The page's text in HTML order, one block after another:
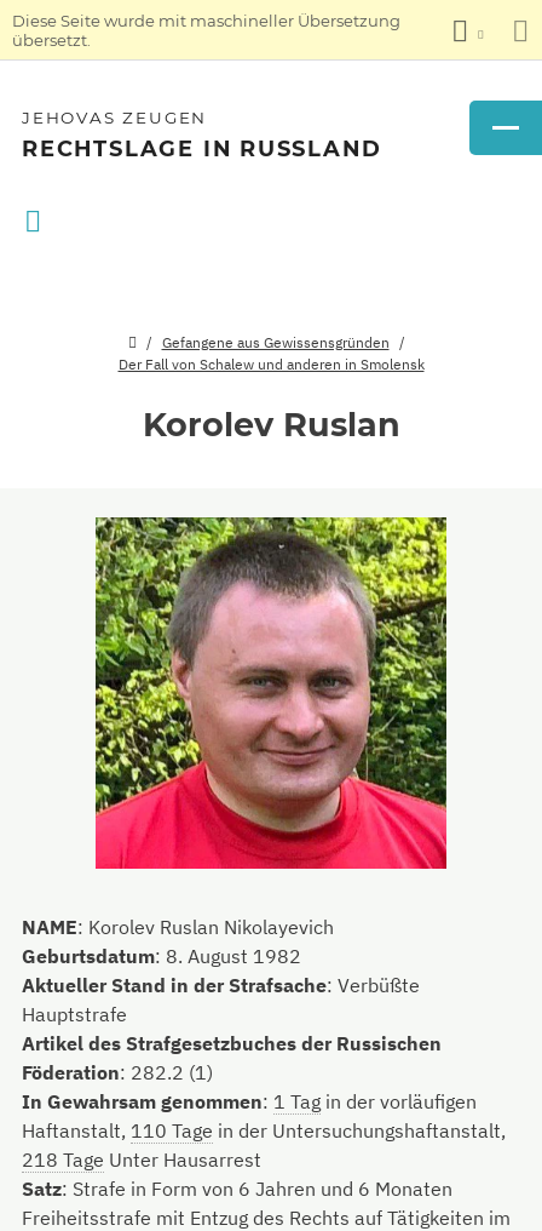
Diese Seite wurde mit maschineller Übersetzung
übersetzt.
JEHOVAS ZEUGEN
RECHTSLAGE IN RUSSLAND
Gefangene aus Gewissensgründen
Der Fall von Schalew und anderen in Smolensk
Korolev Ruslan
NAME: Korolev Ruslan Nikolayevich
Geburtsdatum: 8. August 1982
Aktueller Stand in der Strafsache: Verbüßte
Hauptstrafe
Artikel des Strafgesetzbuches der Russischen
Föderation: 282.2 (1)
In Gewahrsam genommen: 1 Tag in der vorläufigen
Haftanstalt, 110 Tage in der Untersuchungshaftanstalt,
218 Tage Unter Hausarrest
Satz: Strafe in Form von 6 Jahren und 6 Monaten
Freiheitsstrafe mit Entzug des Rechts auf Tätigkeiten im